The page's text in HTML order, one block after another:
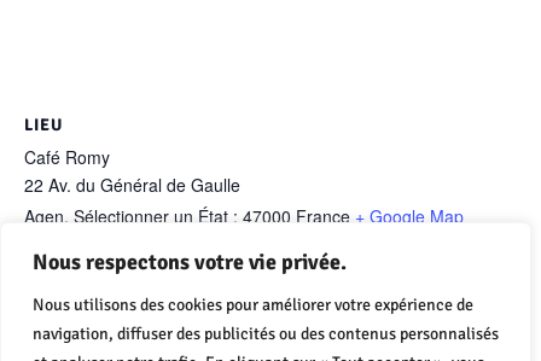
Nous respectons votre vie privée.
Nous utilisons des cookies pour améliorer votre expérience de
navigation, diffuser des publicités ou des contenus personnalisés
LIEU
Café Romy
22 Av. du Général de Gaulle
Agen, Sélectionner un État : 47000 France + Google Map
Les cafés citoyens, c’est pas
fini !
neuve